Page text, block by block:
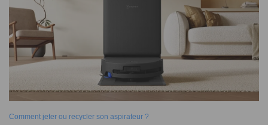
Comment jeter ou recycler son aspirateur ?